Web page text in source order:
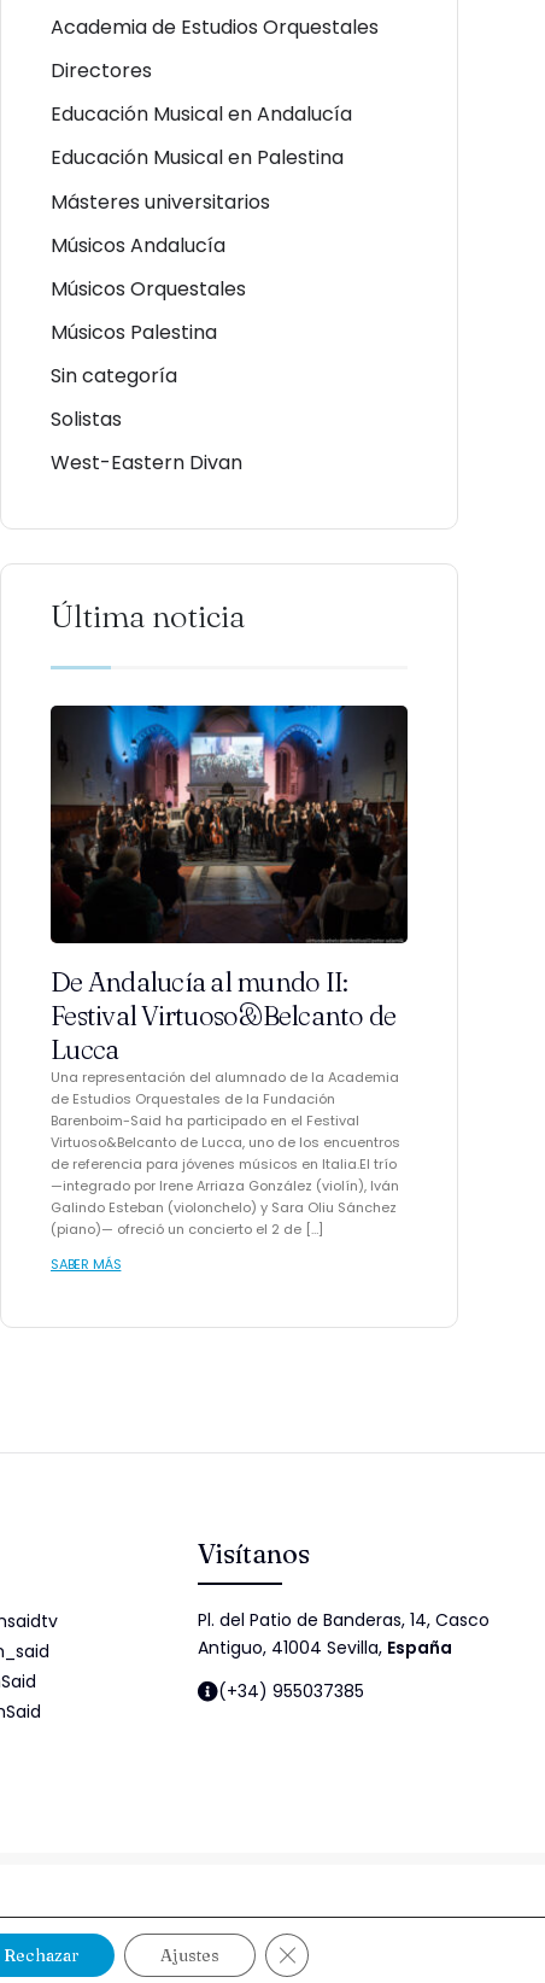
Academia de Estudios Orquestales
Directores
Educación Musical en Andalucía
Educación Musical en Palestina
Másteres universitarios
Músicos Andalucía
Músicos Orquestales
Músicos Palestina
Sin categoría
Solistas
West-Eastern Divan
Última noticia
De Andalucía al mundo II:
Festival Virtuoso&Belcanto de
Lucca
Una representación del alumnado de la Academia
de Estudios Orquestales de la Fundación
Barenboim-Said ha participado en el Festival
Virtuoso&Belcanto de Lucca, uno de los encuentros
de referencia para jóvenes músicos en Italia.El trío
—integrado por Irene Arriaza González (violín), Iván
Galindo Esteban (violonchelo) y Sara Oliu Sánchez
(piano)— ofreció un concierto el 2 de […]
SABER MÁS
Visítanos
Pl. del Patio de Banderas, 14, Casco
Antiguo, 41004 Sevilla, España
(+34) 955037385
Política de cookiesPolítica de Seguridad de la Información
Rechazar Ajustes Cerrar el banner de cookies